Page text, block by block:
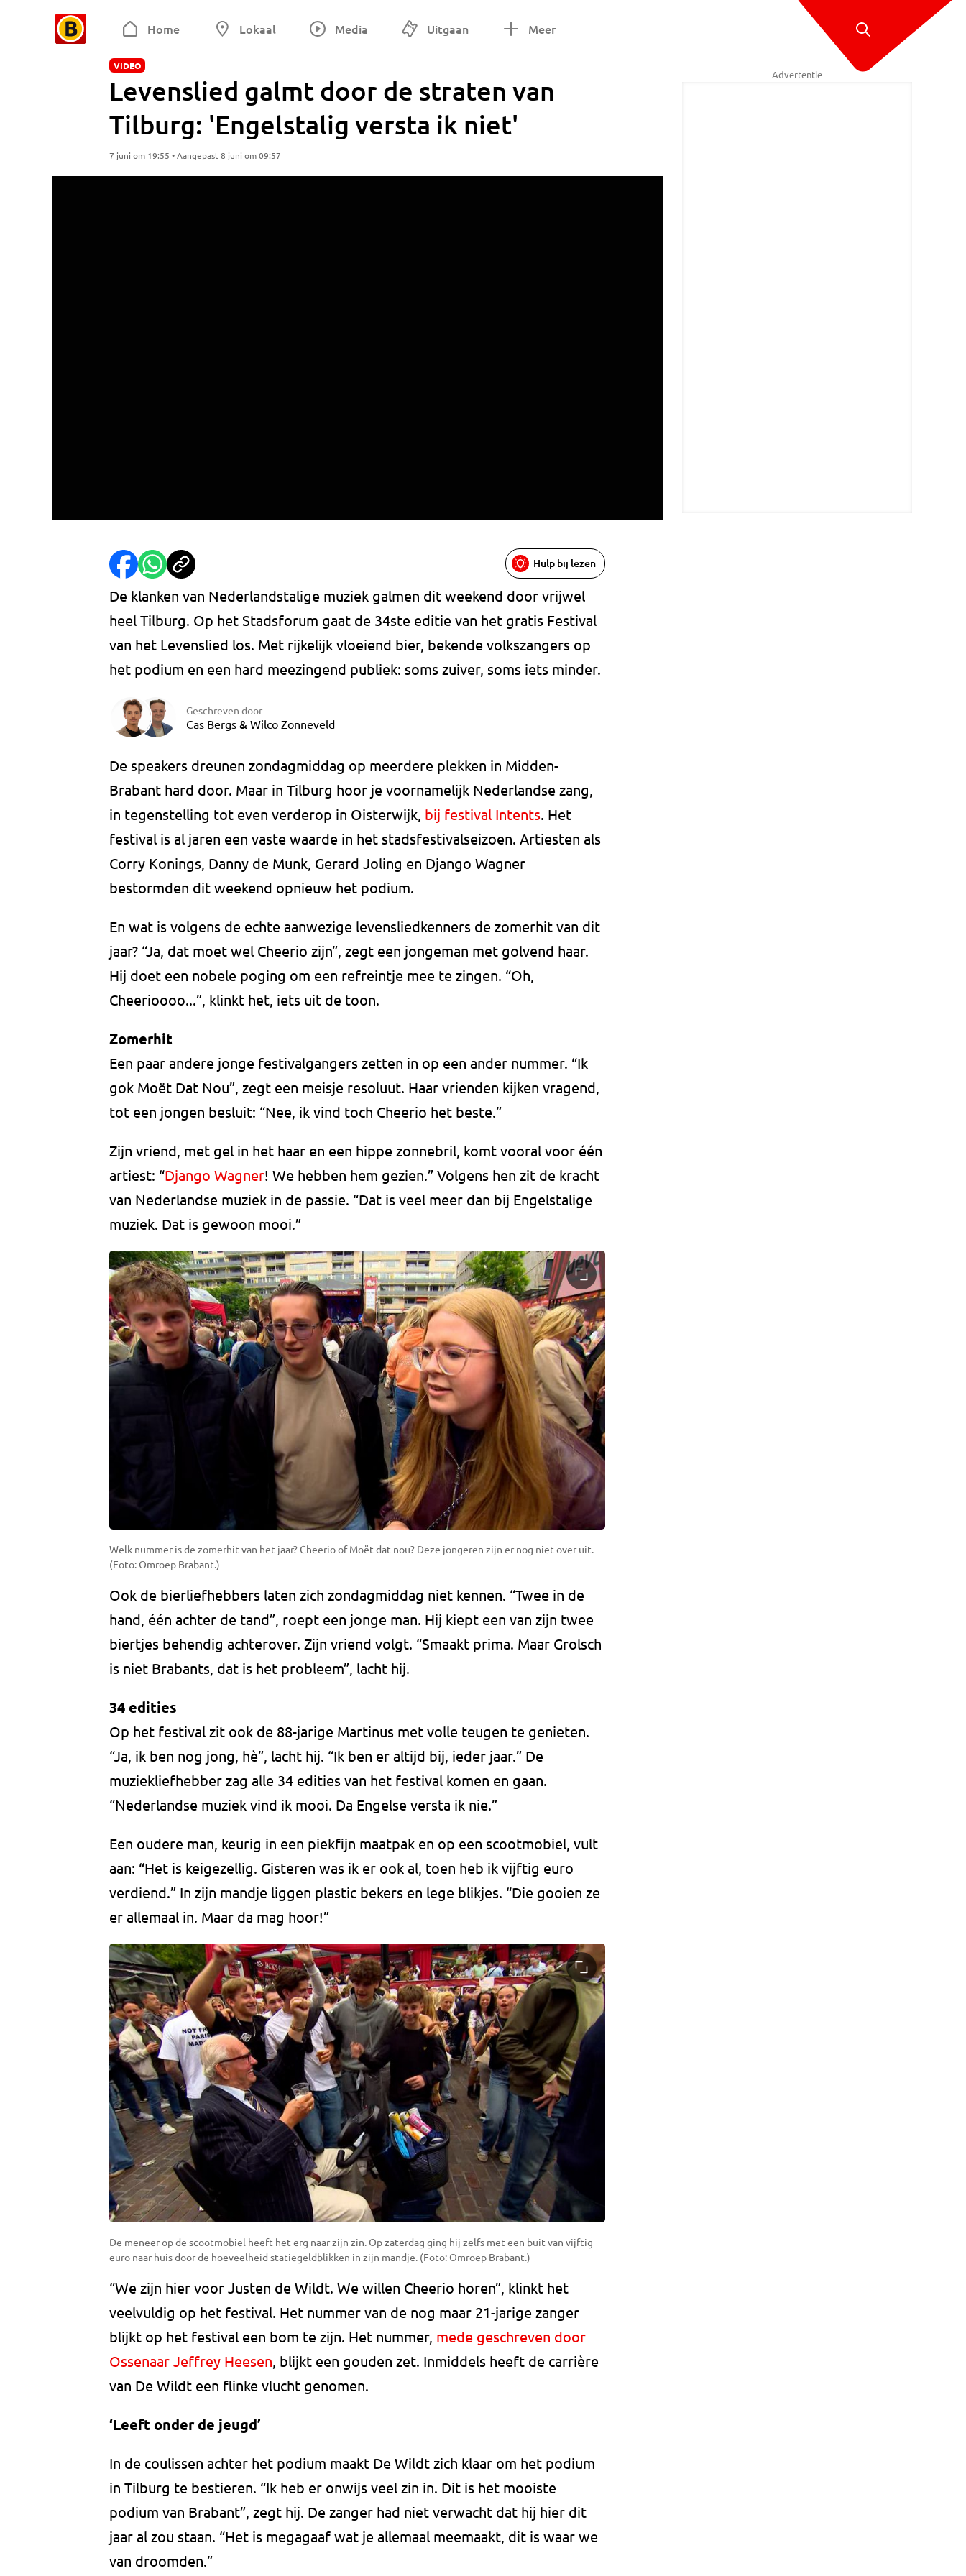
Home Lokaal Media Uitgaan Meer
VIDEO
Levenslied galmt door de straten van
Tilburg: 'Engelstalig versta ik niet'
7 juni om 19:55 • Aangepast 8 juni om 09:57
Hulp bij lezen
De klanken van Nederlandstalige muziek galmen dit weekend door vrijwel
heel Tilburg. Op het Stadsforum gaat de 34ste editie van het gratis Festival
van het Levenslied los. Met rijkelijk vloeiend bier, bekende volkszangers op
het podium en een hard meezingend publiek: soms zuiver, soms iets minder.
Geschreven door
Cas Bergs & Wilco Zonneveld
De speakers dreunen zondagmiddag op meerdere plekken in Midden-
Brabant hard door. Maar in Tilburg hoor je voornamelijk Nederlandse zang,
in tegenstelling tot even verderop in Oisterwijk, bij festival Intents. Het
festival is al jaren een vaste waarde in het stadsfestivalseizoen. Artiesten als
Corry Konings, Danny de Munk, Gerard Joling en Django Wagner
bestormden dit weekend opnieuw het podium.
En wat is volgens de echte aanwezige levensliedkenners de zomerhit van dit
jaar? “Ja, dat moet wel Cheerio zijn”, zegt een jongeman met golvend haar.
Hij doet een nobele poging om een refreintje mee te zingen. “Oh,
Cheerioooo...”, klinkt het, iets uit de toon.
Zomerhit
Een paar andere jonge festivalgangers zetten in op een ander nummer. “Ik
gok Moët Dat Nou”, zegt een meisje resoluut. Haar vrienden kijken vragend,
tot een jongen besluit: “Nee, ik vind toch Cheerio het beste.”
Zijn vriend, met gel in het haar en een hippe zonnebril, komt vooral voor één
artiest: “Django Wagner! We hebben hem gezien.” Volgens hen zit de kracht
van Nederlandse muziek in de passie. “Dat is veel meer dan bij Engelstalige
muziek. Dat is gewoon mooi.”
Welk nummer is de zomerhit van het jaar? Cheerio of Moët dat nou? Deze jongeren zijn er nog niet over uit.
(Foto: Omroep Brabant.)
Ook de bierliefhebbers laten zich zondagmiddag niet kennen. “Twee in de
hand, één achter de tand”, roept een jonge man. Hij kiept een van zijn twee
biertjes behendig achterover. Zijn vriend volgt. “Smaakt prima. Maar Grolsch
is niet Brabants, dat is het probleem”, lacht hij.
34 edities
Op het festival zit ook de 88-jarige Martinus met volle teugen te genieten.
“Ja, ik ben nog jong, hè”, lacht hij. “Ik ben er altijd bij, ieder jaar.” De
muziekliefhebber zag alle 34 edities van het festival komen en gaan.
“Nederlandse muziek vind ik mooi. Da Engelse versta ik nie.”
Een oudere man, keurig in een piekfijn maatpak en op een scootmobiel, vult
aan: “Het is keigezellig. Gisteren was ik er ook al, toen heb ik vijftig euro
verdiend.” In zijn mandje liggen plastic bekers en lege blikjes. “Die gooien ze
er allemaal in. Maar da mag hoor!”
De meneer op de scootmobiel heeft het erg naar zijn zin. Op zaterdag ging hij zelfs met een buit van vijftig
euro naar huis door de hoeveelheid statiegeldblikken in zijn mandje. (Foto: Omroep Brabant.)
“We zijn hier voor Justen de Wildt. We willen Cheerio horen”, klinkt het
veelvuldig op het festival. Het nummer van de nog maar 21-jarige zanger
blijkt op het festival een bom te zijn. Het nummer, mede geschreven door
Ossenaar Jeffrey Heesen, blijkt een gouden zet. Inmiddels heeft de carrière
van De Wildt een flinke vlucht genomen.
‘Leeft onder de jeugd’
In de coulissen achter het podium maakt De Wildt zich klaar om het podium
in Tilburg te bestieren. “Ik heb er onwijs veel zin in. Dit is het mooiste
podium van Brabant”, zegt hij. De zanger had niet verwacht dat hij hier dit
jaar al zou staan. “Het is megagaaf wat je allemaal meemaakt, dit is waar we
van droomden.”
Advertentie